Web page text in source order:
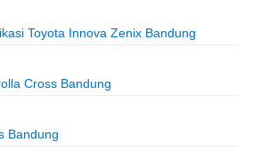
Toyota Innova Zenix Bandung
Cross Bandung
Bandung